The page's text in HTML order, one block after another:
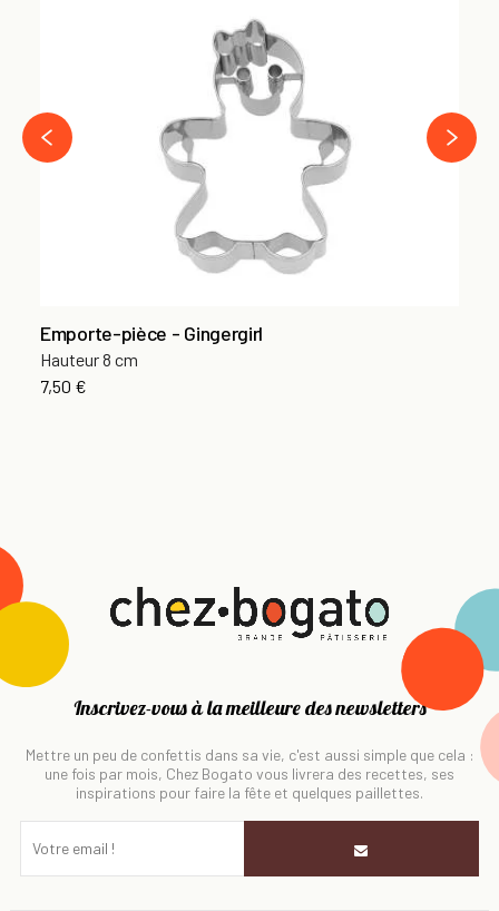
Emporte-pièce - Gingergirl
Hauteur 8 cm
7,50 €
‹
›
Inscrivez-vous à la meilleure des newsletters
Mettre un peu de confettis dans sa vie, c'est aussi simple que cela :
une fois par mois, Chez Bogato vous livrera des recettes, ses
inspirations pour faire la fête et quelques paillettes.